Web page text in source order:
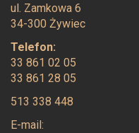
ul. Zamkowa 6
34-300 Żywiec
Telefon:
33 861 02 05
33 861 28 05
513 338 448
E-mail: